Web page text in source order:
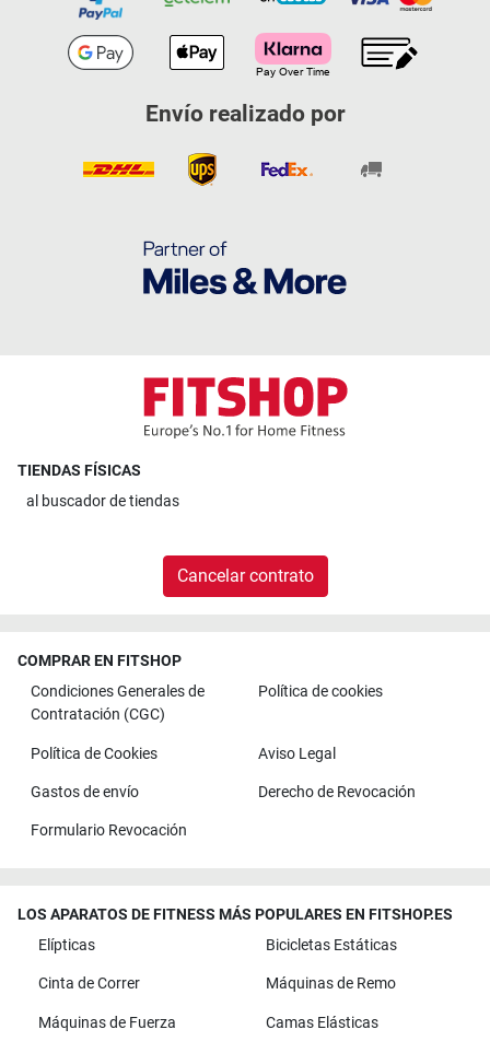
Envío realizado por
TIENDAS FÍSICAS
al buscador de tiendas
Cancelar contrato
COMPRAR EN FITSHOP
Condiciones Generales de
Contratación (CGC)
Política de cookies
Política de Cookies Aviso Legal
Gastos de envío Derecho de Revocación
Formulario Revocación
LOS APARATOS DE FITNESS MÁS POPULARES EN FITSHOP.ES
Elípticas
Bicicletas Estáticas
Cinta de Correr Máquinas de Remo
Máquinas de Fuerza Camas Elásticas